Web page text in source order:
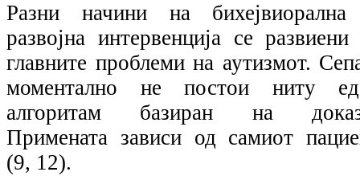
Разни начини на
развојна интервенција се развиени
главните проблеми на аутизмот.
моментално не постои ниту
алгоритам базиран на
Примената зависи од самиот
(9, 12).